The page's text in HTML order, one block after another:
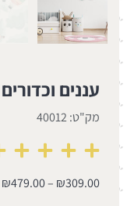
עננים
מק"ט: 40012
₪309.00
–
₪479.00